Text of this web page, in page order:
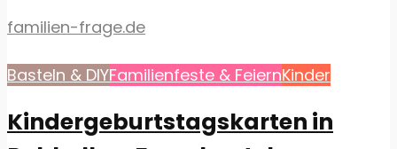
familien-frage.de
Basteln & DIYFamilienfeste & FeiernKinder
Kindergeburtstagskarten in